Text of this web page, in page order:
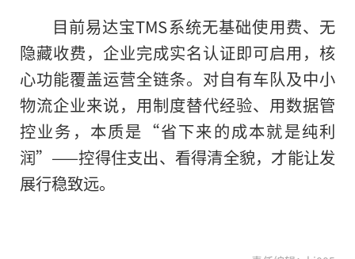
目前易达宝TMS系统无基础使用费、无
隐藏收费，企业完成实名认证即可启用，核
心功能覆盖运营全链条。对自有车队及中小
物流企业来说，用制度替代经验、用数据管
控业务，本质是“省下来的成本就是纯利
润”——控得住支出、看得清全貌，才能让发
展行稳致远。